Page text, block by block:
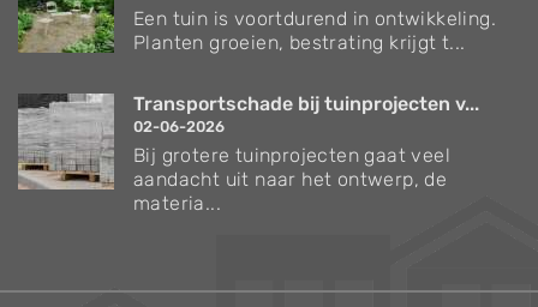
Een tuin is voortdurend in ontwikkeling.
Planten groeien, bestrating krijgt t...
Transportschade bij tuinprojecten v...
02-06-2026
Bij grotere tuinprojecten gaat veel
aandacht uit naar het ontwerp, de
materia...